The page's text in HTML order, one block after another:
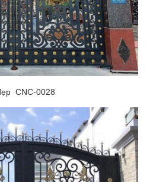
CNC-0028